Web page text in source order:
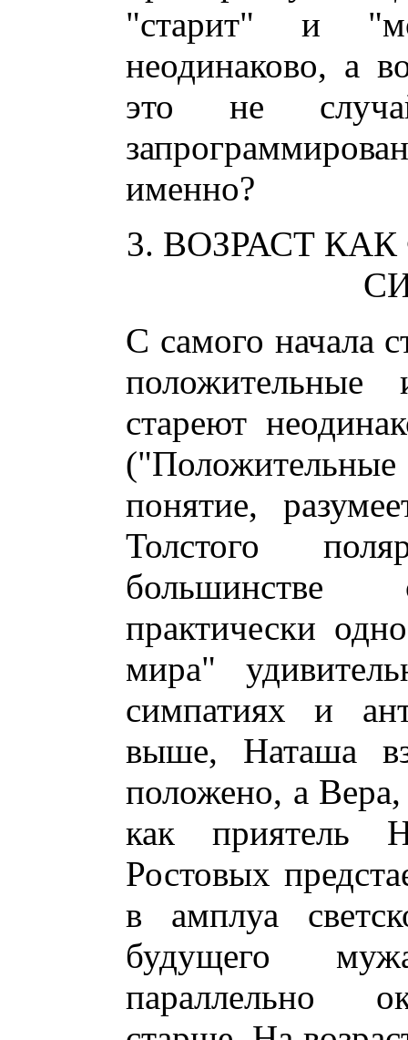
"старит" и
неодинаково, а
это не
именно?
3. ВОЗРАСТ
С самого начала
положительные
стареют
понятие,
Толстого
большинстве
практически
мира"
симпатиях и
выше, Наташа
положено, а
как приятель
Ростовых
в амплуа
будущего
параллельно